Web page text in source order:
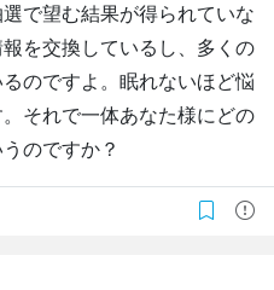
で望む結果が得られていな
を交換しているし、多くの
のですよ。眠れないほど悩
それで一体あなた様にどの
のですか？